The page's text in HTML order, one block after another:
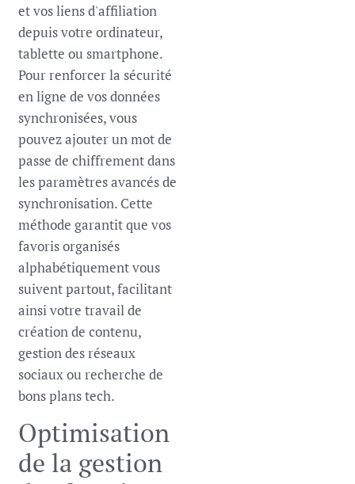
et vos liens d'affiliation
depuis votre ordinateur,
tablette ou smartphone.
Pour renforcer la sécurité
en ligne de vos données
synchronisées, vous
pouvez ajouter un mot de
passe de chiffrement dans
les paramètres avancés de
synchronisation. Cette
méthode garantit que vos
favoris organisés
alphabétiquement vous
suivent partout, facilitant
ainsi votre travail de
création de contenu,
gestion des réseaux
sociaux ou recherche de
bons plans tech.
Optimisation
de la gestion